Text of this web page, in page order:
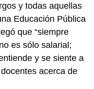
y todas aquellas
Educación Pública
que “siempre
es sólo salarial;
y se siente a
acerca de